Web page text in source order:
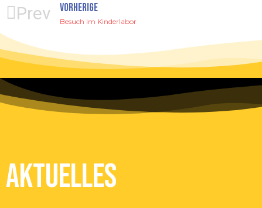
Prev VORHERIGE
Besuch im Kinderlabor
AkTUELlES